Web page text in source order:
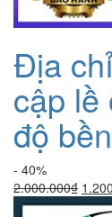
Địa
cập lề
độ
- 40%
2.000.000₫ Giá
gốc